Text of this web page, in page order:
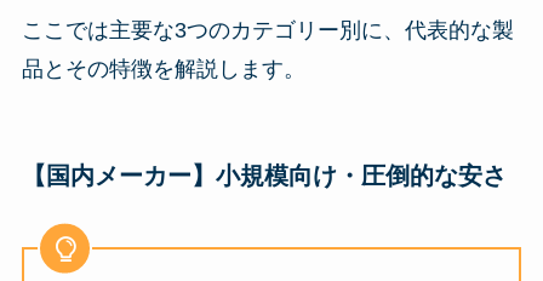
ここでは主要な3つのカテゴリー別に、代表的な製
品とその特徴を解説します。
【国内メーカー】小規模向け・圧倒的な安さ